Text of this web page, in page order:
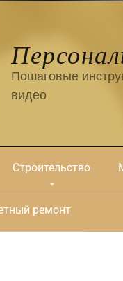
Пошаговые
видео
Строительство
ремонт